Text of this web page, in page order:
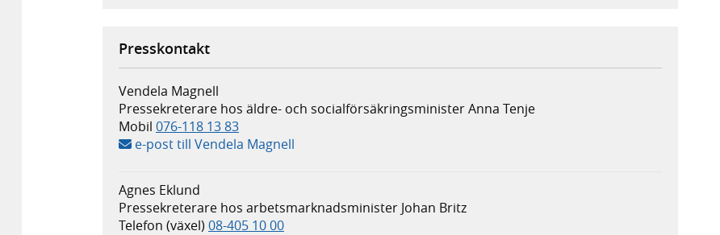
Presskontakt
Vendela Magnell
Pressekreterare hos äldre- och socialförsäkringsminister Anna Tenje
Mobil 076-118 13 83
e-post till Vendela Magnell
Agnes Eklund
Pressekreterare hos arbetsmarknadsminister Johan Britz
Telefon (växel) 08-405 10 00